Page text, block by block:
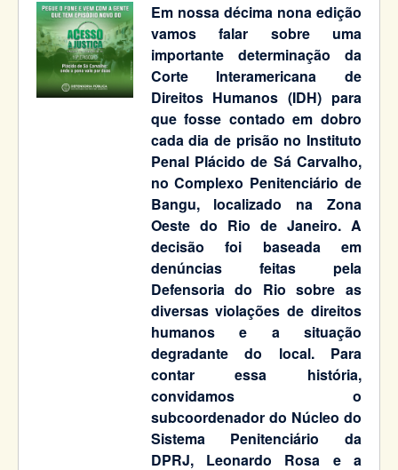
Em nossa décima nona edição
vamos falar sobre uma
importante determinação da
Corte Interamericana de
Direitos Humanos (IDH) para
que fosse contado em dobro
cada dia de prisão no Instituto
Penal Plácido de Sá Carvalho,
no Complexo Penitenciário de
Bangu, localizado na Zona
Oeste do Rio de Janeiro. A
decisão foi baseada em
denúncias feitas pela
Defensoria do Rio sobre as
diversas violações de direitos
humanos e a situação
degradante do local. Para
contar essa história,
convidamos o
subcoordenador do Núcleo do
Sistema Penitenciário da
DPRJ, Leonardo Rosa e a